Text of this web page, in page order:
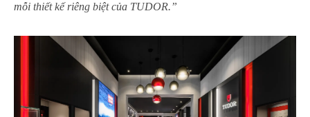
mỗi thiết kế riêng biệt của TUDOR.”